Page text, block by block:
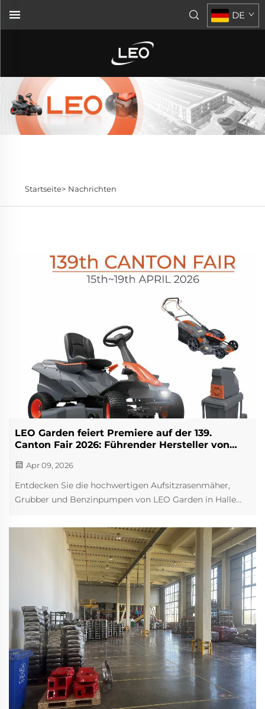
DE
Startseite> Nachrichten
LEO Garden feiert Premiere auf der 139.
Canton Fair 2026: Führender Hersteller von
Apr 09, 2026
Entdecken Sie die hochwertigen Aufsitzrasenmäher,
Grubber und Benzinpumpen von LEO Garden in Halle
besuchen Sie uns vom 15. bis 19. April in Guangzhou.